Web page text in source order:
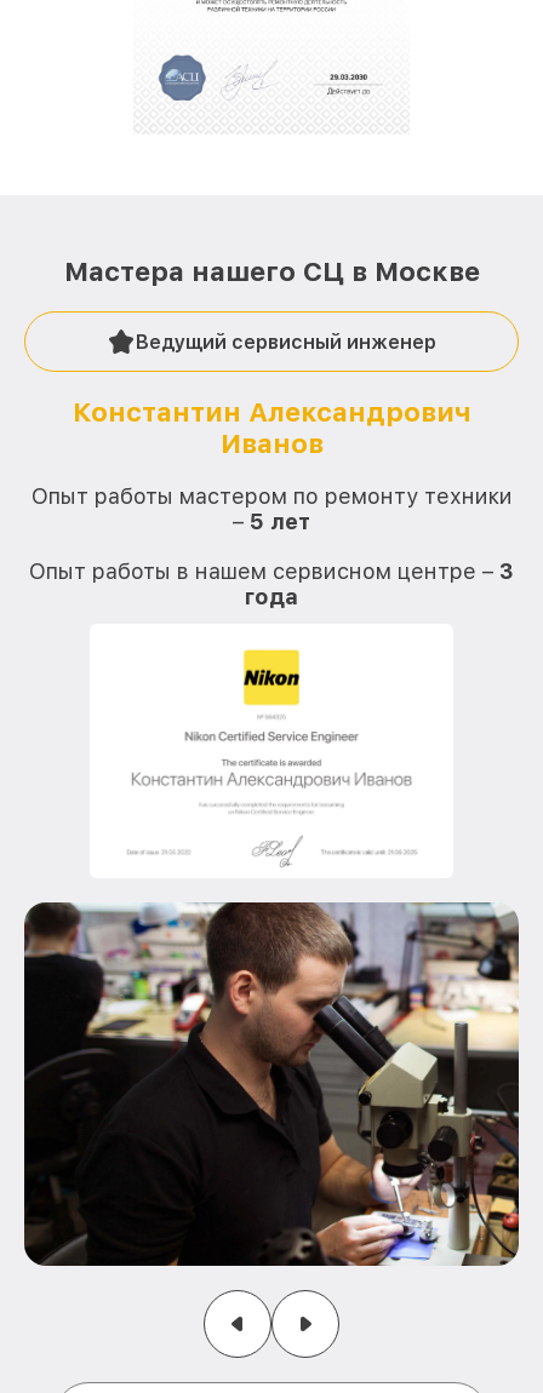
За годы своей деятельности мы получали только
репутацию. Мы постоянно совершенствуемся и
стараемся каждый день делать наш сервис еще
Мастера нашего СЦ в Москве
Ведущий сервисный инженер
Константин Александрович
Иванов
Опыт работы мастером по ремонту техники
– 5 лет
Опыт работы в нашем сервисном центре – 3
года